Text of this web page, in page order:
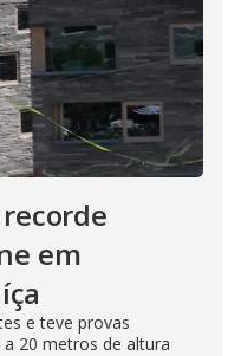
em
e teve provas
20 metros de altura